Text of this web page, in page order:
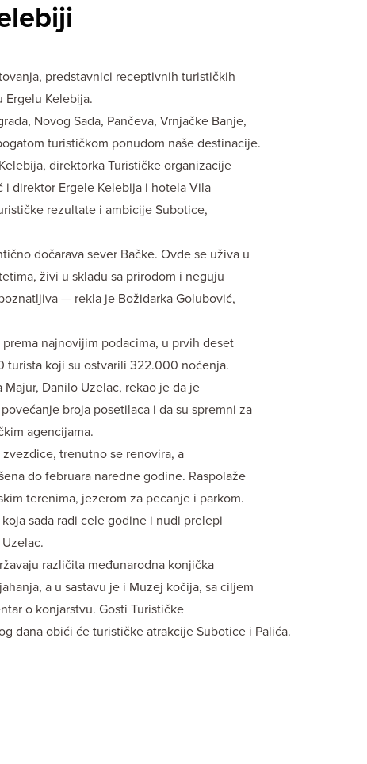
predstavnici receptivnih turističkih
Ergelu Kelebija.
Novog Sada, Pančeva, Vrnjačke Banje,
turističkom ponudom naše destinacije.
direktorka Turističke organizacije
i direktor Ergele Kelebija i hotela Vila
rezultate i ambicije Subotice,
dočarava sever Bačke. Ovde se uživa u
živi u skladu sa prirodom i neguju
— rekla je Božidarka Golubović,
najnovijim podacima, u prvih deset
turista koji su ostvarili 322.000 noćenja.
Danilo Uzelac, rekao je da je
broja posetilaca i da su spremni za
agencijama.
trenutno se renovira, a
do februara naredne godine. Raspolaže
terenima, jezerom za pecanje i parkom.
sada radi cele godine i nudi prelepi
različita međunarodna konjička
a u sastavu je i Muzej kočija, sa ciljem
o konjarstvu. Gosti Turističke
dana obići će turističke atrakcije Subotice i Palića.